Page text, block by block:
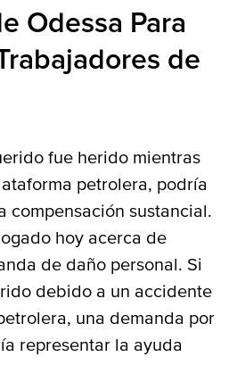
Odessa Para
de
fue herido mientras
petrolera, podría
compensación sustancial.
hoy acerca de
de daño personal. Si
debido a un accidente
una demanda por
representar la ayuda